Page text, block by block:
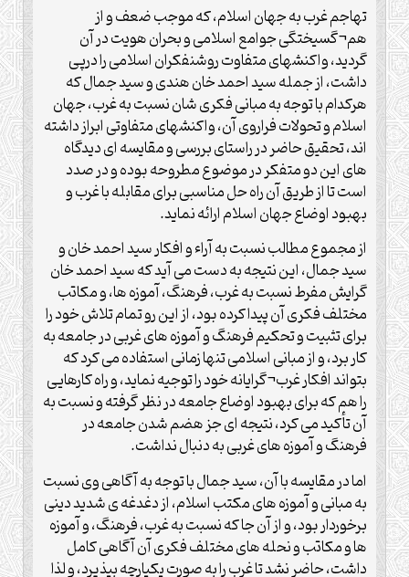
تهاجم غرب به جهان اسلام، که موجب ضعف و از
هم¬گسیختگی جوامع اسلامی و بحران هویت در آن
گردید، واکنشهای متفاوت روشنفکران اسلامی را درپی
داشت، از جمله سید احمد خان هندی و سید جمال که
هرکدام با توجه به مبانی فکری شان نسبت به غرب، جهان
اسلام و تحولات فراروی آن، واکنشهای متفاوتی ابراز داشته
اند، تحقیق حاضر در راستای بررسی و مقایسه ای دیدگاه
های این دو متفکر در موضوع مطروحه بوده و در صدد
است تا از طریق آن راه حل مناسبی برای مقابله با غرب و
بهبود اوضاع جهان اسلام ارائه نماید.
از مجموع مطالب نسبت به آراء و افکار سید احمد خان و
سید جمال، این نتیجه به دست می آید که سید احمد خان
گرایش مفرط نسبت به غرب، فرهنگ، آموزه ها، و مکاتب
مختلف فکری آن پیدا کرده بود، از این رو تمام تلاش خود را
برای تثبیت و تحکیم فرهنگ و آموزه های غربی در جامعه به
کار برد، و از مبانی اسلامی تنها زمانی استفاده می کرد که
بتواند افکار غرب¬گرایانه خود را توجیه نماید، و راه کارهایی
را هم که برای بهبود اوضاع جامعه در نظر گرفته و نسبت به
آن تأکید می کرد، نتیجه ای جز هضم شدن جامعه در
فرهنگ و آموزه های غربی به دنبال نداشت.
اما در مقایسه با آن، سید جمال با توجه به آگاهی وی نسبت
به مبانی و آموزه های مکتب اسلام، از دغدغه ی شدید دینی
برخوردار بود، و از آن جا که نسبت به غرب، فرهنگ، و آموزه
ها و مکاتب و نحله های مختلف فکری آن آگاهی کامل
داشت، حاضر نشد تا غرب را به صورت یکپارچه بپذیرد، و لذا